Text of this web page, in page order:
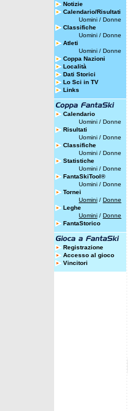
Notizie
Calendario/Risultati
Uomini / Donne
Classifiche
Uomini / Donne
Atleti
Uomini / Donne
Coppa Nazioni
Località
Dati Storici
Lo Sci in TV
Links
Calendario
Uomini / Donne
Risultati
Uomini / Donne
Classifiche
Uomini / Donne
Statistiche
Uomini / Donne
FantaSkiTool®
Uomini / Donne
Tornei
Uomini / Donne
Leghe
Uomini / Donne
FantaStorico
Registrazione
Accesso al gioco
Vincitori